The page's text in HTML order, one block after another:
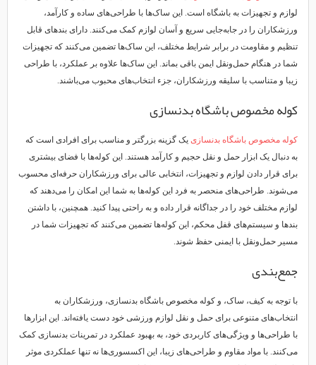
لوازم و تجهیزات به باشگاه است. این ساک‌ها با طراحی‌های ساده و کارآمد،
ورزشکاران را در جابه‌جایی سریع و آسان لوازم کمک می‌کنند. دارای بند‌های قابل
تنظیم و مقاومت در برابر شرایط مختلف، این ساک‌ها تضمین می‌کنند که تجهیزات
شما در هنگام حمل‌ونقل ایمن باقی بماند. این ساک‌ها علاوه بر عملکرد، با طراحی
زیبا و متناسب با سلیقه ورزشکاران، جزء انتخاب‌های محبوب می‌باشند.
کوله مخصوص باشگاه بدنسازی
کوله مخصوص باشگاه بدنسازی یک گزینه بزرگتر و مناسب برای افرادی است که
به دنبال یک ابزار حمل و نقل حجیم و کارآمد هستند. این کوله‌ها با فضای بیشتری
برای قرار دادن لوازم و تجهیزات، انتخابی عالی برای ورزشکاران حرفه‌ای محسوب
می‌شوند. طراحی‌های منحصر به فرد این کوله‌ها به شما این امکان را می‌دهند که
لوازم مختلف خود را در جداگانه قرار داده و به راحتی پیدا کنید. همچنین، با داشتن
بندها و سیستم‌های قفل محکم، این کوله‌ها تضمین می‌کنند که تجهیزات شما در
مسیر حمل‌ونقل با ایمنی حفظ شوند.
جمع‌بندی
با توجه به کیف، ساک، و کوله مخصوص باشگاه بدنسازی، ورزشکاران به
انتخاب‌های متنوعی برای حمل و نقل لوازم ورزشی خود دست یافته‌اند. این ابزارها
با طراحی‌ها و ویژگی‌های کاربردی خود، به بهبود عملکرد در تمرینات بدنسازی کمک
می‌کنند. با مواد مقاوم و طراحی‌های زیبا، این اکسسوری‌ها نه تنها عملکردی موثر